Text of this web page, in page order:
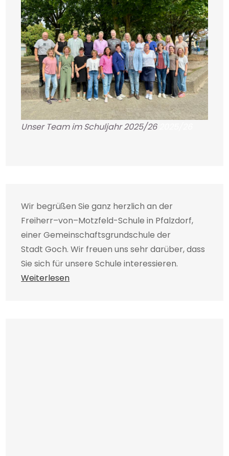
Unser Team im Schuljahr 2025/262025/26
Wir begrüßen Sie ganz herzlich an der
Freiherr–von–Motzfeld-Schule in Pfalzdorf,
einer Gemeinschaftsgrundschule der
Stadt Goch. Wir freuen uns sehr darüber, dass
Sie sich für unsere Schule interessieren.
Weiterlesen